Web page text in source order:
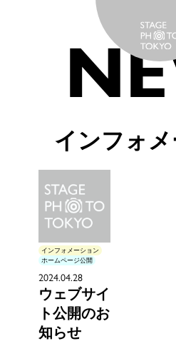
バレエ・舞台撮影のステージフォト東京
インフォ
インフォメーション
ホームページ公開
2024.04.28
ウェブサイ
ト公開のお
知らせ